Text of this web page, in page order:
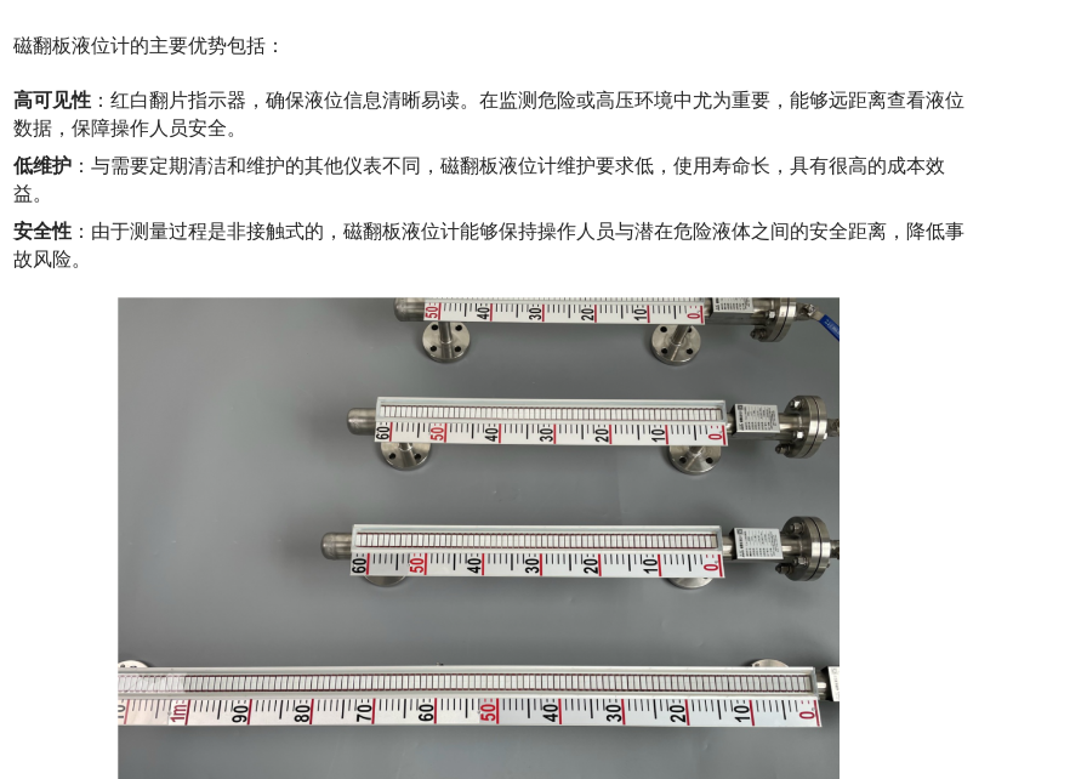
翻板液位计的主要优势包括：
高可见性 ：红白翻片指示器，确保液位信息清晰易读。在监测危险或高压环境中尤为重要，能够远距离查看液位
数据，保障操作人员安全。
低维护 ：与需要定期清洁和维护的其他仪表不同，磁翻板液位计维护要求低，使用寿命长，具有很高的成本效
益。
安全性 ：由于测量过程是非接触式的，磁翻板液位计能够保持操作人员与潜在危险液体之间的安全距离，降低事
故风险。